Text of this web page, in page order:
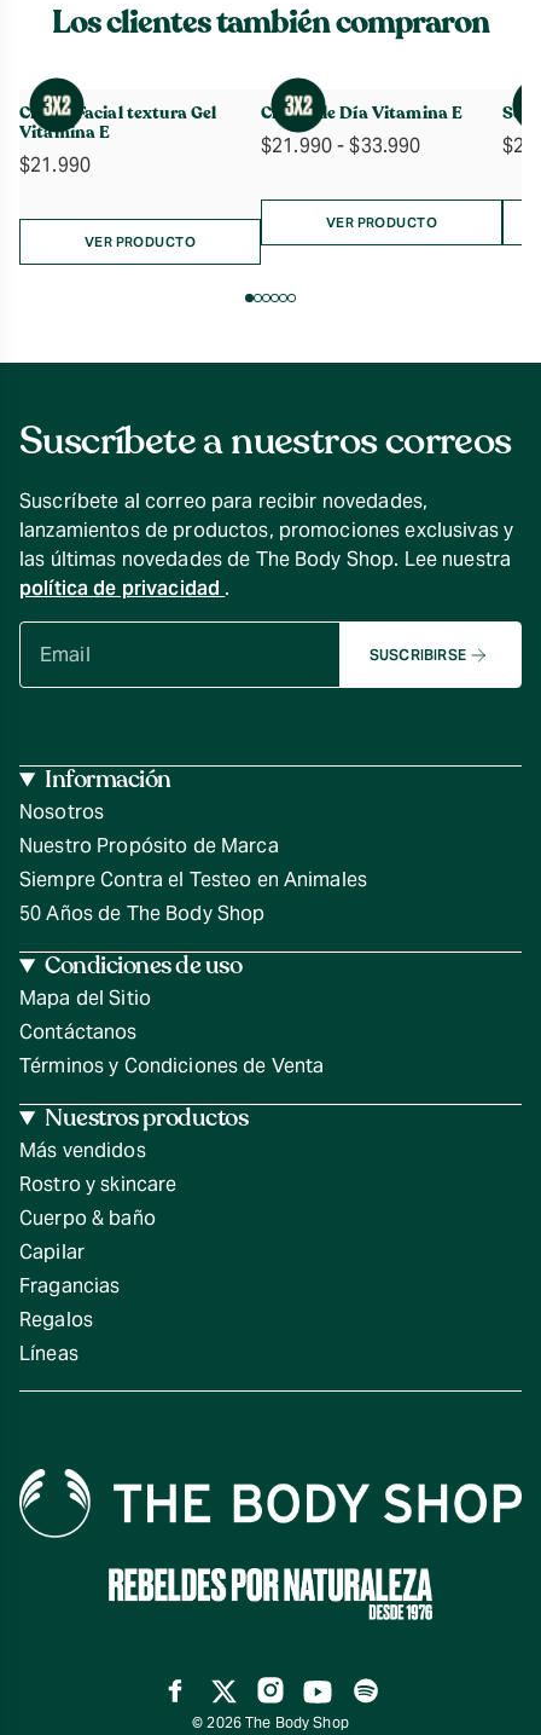
Los clientes también compraron
Crema Facial textura Gel
Vitamina E
$21.990
VER PRODUCTO
Crema de Día Vitamina E
$21.990- $33.990Rango
precios:
desde
$21.990
VER PRODUCTO
$
Suscríbete a nuestros correos
Suscríbete al correo para recibir novedades,
lanzamientos de productos, promociones exclusivas y
las últimas novedades de The Body Shop. Lee nuestra
política de privacidad .
SUSCRIBIRSE
Información
Nosotros
Nuestro Propósito de Marca
Siempre Contra el Testeo en Animales
50 Años de The Body Shop
Condiciones de uso
Mapa del Sitio
Contáctanos
Términos y Condiciones de Venta
Nuestros productos
Más vendidos
Rostro y skincare
Cuerpo & baño
Capilar
Fragancias
Regalos
Líneas
© 2026 The Body Shop
Facebook
TwitterInstagram
YouTube